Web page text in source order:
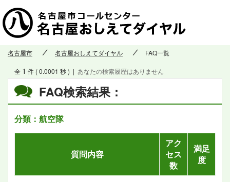
名古屋市 名古屋おしえてダイヤル FAQ一覧
FAQ検索結果：
分類：航空隊
全 1 件 ( 0.0001 秒 ) | あなたの検索履歴はありません
質問内容
アク
セス
数
満足
度